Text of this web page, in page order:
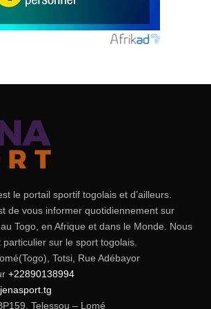
le portail sportif togolais et d’ailleurs.
de vous informer quotidiennement sur
Togo, en Afrique et dans le Monde. Nous
sur le sport togolais.
Totsi, Rue Adébayor
+22890138994
Telessou – Lomé